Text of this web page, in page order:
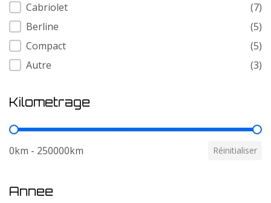
Cabriolet
(7)
Berline
(5)
Compact
(5)
Autre
(3)
Kilometrage
Kilometrage
0km - 250000km Réinitialiser
Annee